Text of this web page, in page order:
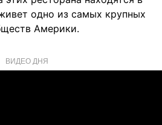
одно из самых крупных
Америки.
ВИДЕО ДНЯ